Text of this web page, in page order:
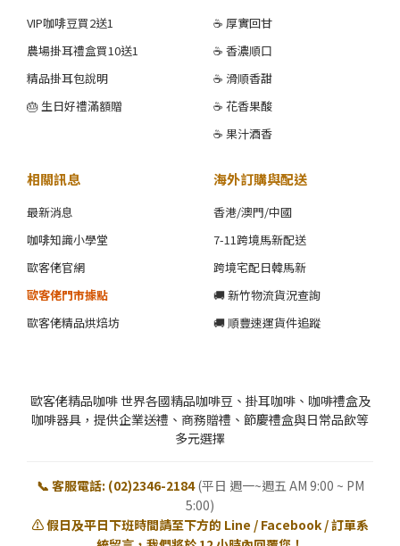
VIP咖啡豆買2送1
農場掛耳禮盒買10送1
精品掛耳包說明
🎂 生日好禮滿額贈
☕ 厚實回甘
☕ 香濃順口
☕ 滑順香甜
☕ 花香果酸
☕ 果汁酒香
相關訊息
最新消息
咖啡知識小學堂
歐客佬官網
歐客佬門市據點
歐客佬精品烘焙坊
海外訂購與配送
香港/澳門/中國
7-11跨境馬新配送
跨境宅配日韓馬新
🚚 新竹物流貨況查詢
🚚 順豐速運貨件追蹤
歐客佬精品咖啡 世界各國精品咖啡豆、掛耳咖啡、咖啡禮盒及
咖啡器具，提供企業送禮、商務贈禮、節慶禮盒與日常品飲等
多元選擇
📞 客服電話: (02)2346-2184 (平日 週一~週五 AM 9:00 ~ PM
5:00)
⚠️ 假日及平日下班時間請至下方的 Line / Facebook / 訂單系